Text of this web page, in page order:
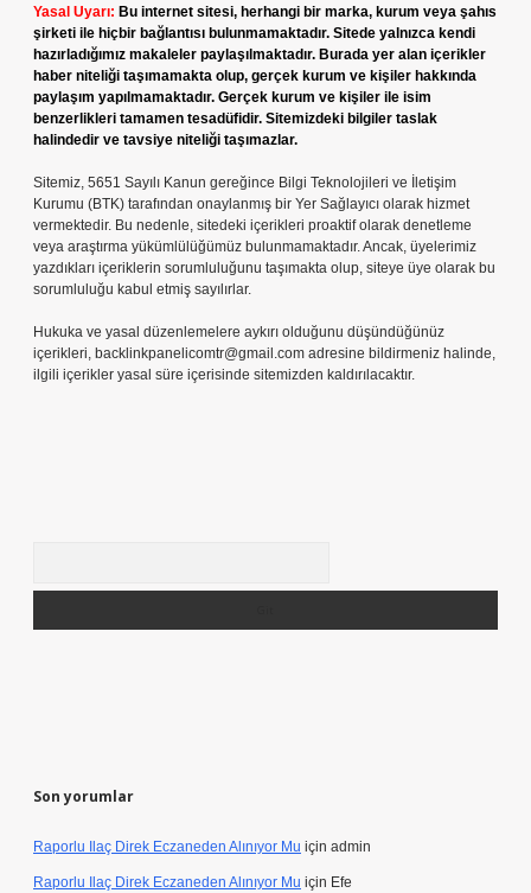
Yasal Uyarı: Bu internet sitesi, herhangi bir marka, kurum veya şahıs
şirketi ile hiçbir bağlantısı bulunmamaktadır. Sitede yalnızca kendi
hazırladığımız makaleler paylaşılmaktadır. Burada yer alan içerikler
haber niteliği taşımamakta olup, gerçek kurum ve kişiler hakkında
paylaşım yapılmamaktadır. Gerçek kurum ve kişiler ile isim
benzerlikleri tamamen tesadüfidir. Sitemizdeki bilgiler taslak
halindedir ve tavsiye niteliği taşımazlar.
Sitemiz, 5651 Sayılı Kanun gereğince Bilgi Teknolojileri ve İletişim
Kurumu (BTK) tarafından onaylanmış bir Yer Sağlayıcı olarak hizmet
vermektedir. Bu nedenle, sitedeki içerikleri proaktif olarak denetleme
veya araştırma yükümlülüğümüz bulunmamaktadır. Ancak, üyelerimiz
yazdıkları içeriklerin sorumluluğunu taşımakta olup, siteye üye olarak bu
sorumluluğu kabul etmiş sayılırlar.
Hukuka ve yasal düzenlemelere aykırı olduğunu düşündüğünüz
içerikleri, backlinkpanelicomtr@gmail.com adresine bildirmeniz halinde,
ilgili içerikler yasal süre içerisinde sitemizden kaldırılacaktır.
Son yorumlar
Raporlu Ilaç Direk Eczaneden Alınıyor Mu için admin
Raporlu Ilaç Direk Eczaneden Alınıyor Mu için Efe